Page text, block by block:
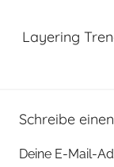
Layering
Schreibe
Deine E-Mail-